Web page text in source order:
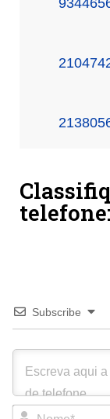
telefone:
Subscribe